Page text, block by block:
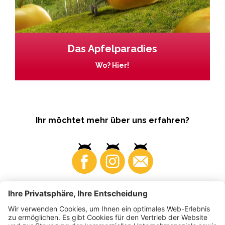
Das Apfelparadies
Wo? Hier!
Ihr möchtet mehr über uns erfahren?
Business Produzenten